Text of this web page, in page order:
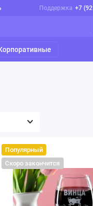
Поддержка +7
Популярный
Скоро закончится